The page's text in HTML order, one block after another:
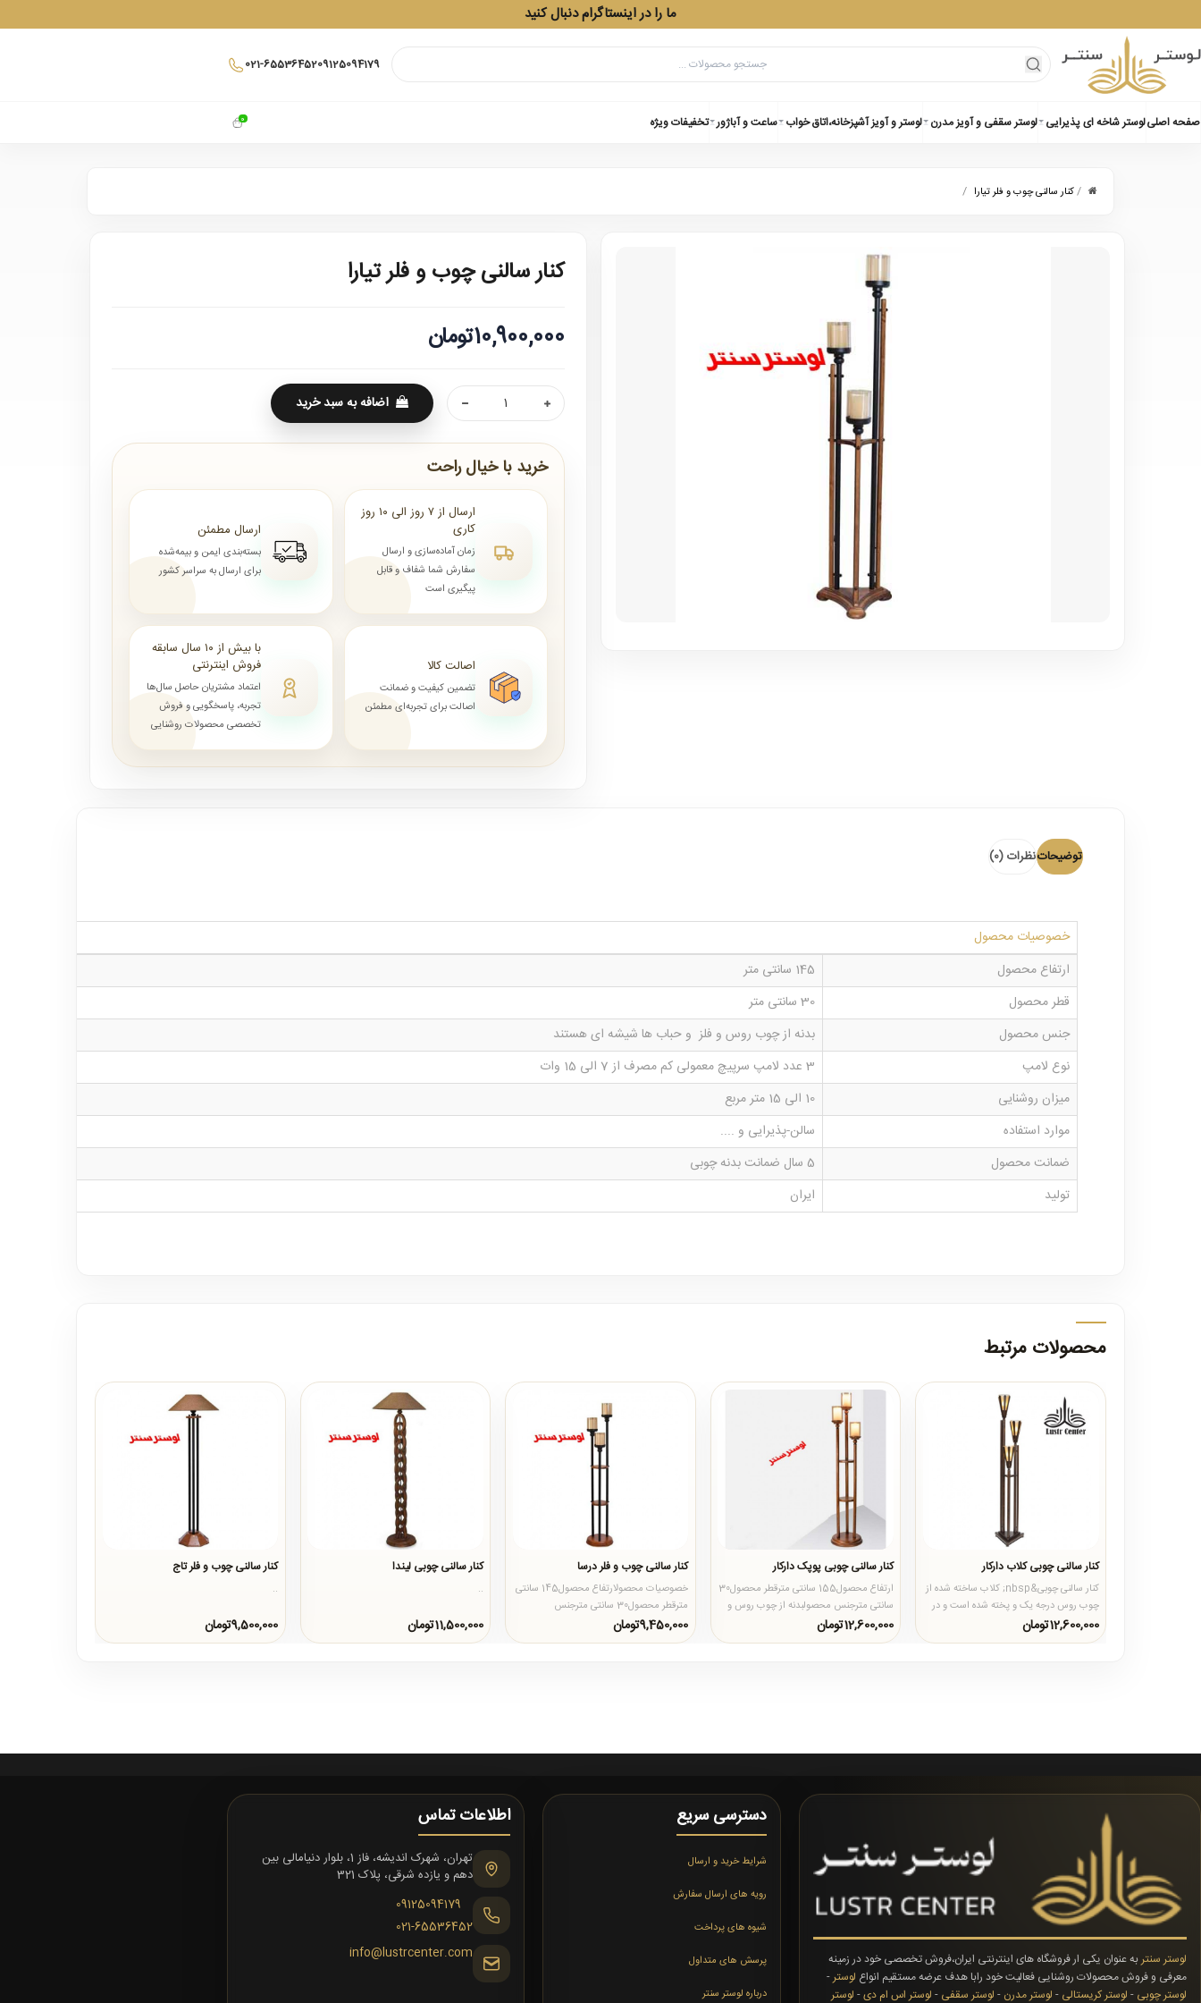
ما را در اینستاگرام دنبال کنید
021-6553645209125094179
0 صفحه اصلیلوستر شاخه ای پذیرایی لوستر سقفی و آویز مدرن لوستر و آویز آشپزخانه،اتاق خواب ساعت و آباژور تخفیفات ویژه
/کنار سالنی چوب و فلر تیارا /
کنار سالنی چوب و فلر تیارا
10,900,000تومان
اضافه به سبد خرید
خرید با خیال راحت
ارسال از ۷ روز الی ۱۰ روز
کاری
زمان آماده‌سازی و ارسال
سفارش شما شفاف و قابل
پیگیری است
ارسال مطمئن
بسته‌بندی ایمن و بیمه‌شده
برای ارسال به سراسر کشور
اصالت کالا
تضمین کیفیت و ضمانت
اصالت برای تجربه‌ای مطمئن
با بیش از ۱۰ سال سابقه
فروش اینترنتی
اعتماد مشتریان حاصل سال‌ها
تجربه، پاسخگویی و فروش
تخصصی محصولات روشنایی
توضیحاتنظرات (0)
خصوصیات محصول
ارتفاع محصول
145 سانتی متر
قطر محصول
30 سانتی متر
جنس محصول
بدنه از چوب روس و فلز و حباب ها شیشه ای هستند
نوع لامپ
3 عدد لامپ سرپیچ معمولی کم مصرف از 7 الی 15 وات
میزان روشنایی
10 الی 15 متر مربع
موارد استفاده
سالن-پذیرایی و ....
ضمانت محصول
5 سال ضمانت بدنه چوبی
تولید
ایران
محصولات مرتبط
کنار سالنی چوبی کلاب دارکار
کنار سالنی چوبی&nbsp; کلاب ساخته شده از
چوب روس درجه یک و پخته شده است و در
همه نوع شرایط آب و هوایی..
12,600,000تومان
کنار سالنی چوبی پوپک دارکار
ارتفاع محصول155 سانتی مترقطر محصول30
سانتی مترجنس محصولبدنه از چوب روس و
حباب ها شیشه ای هستندنوع لا..
12,600,000تومان
کنار سالنی چوب و فلر درسا
خصوصیات محصولارتفاع محصول145 سانتی
مترقطر محصول30 سانتی مترجنس
حب..
9,450,000تومان
کنار سالنی چوبی لیندا
..
11,500,000تومان
کنار سالنی چوب و فلر تاج
..
9,500,000تومان
لوستر سنتربه عنوان یکی ار فروشگاه های اینترنتی ایران،فروش تخصصی خود در زمینه
معرفی و فروش محصولات روشنایی فعالیت خود رابا هدف عرضه مستقیم انواع لوستر-
لوستر چوبی - لوستر کریستالی - لوستر مدرن - لوستر سقفی - لوستر اس ام دی- لوستر
دسترسی سریع
شرایط خرید و ارسال
رویه های ارسال سفارش
شیوه های پرداخت
پرسش های متداول
درباره لوستر سنتر
اطلاعات تماس
تهران، شهرک اندیشه، فاز 1، بلوار دنیامالی بین
دهم و یازده شرقی، پلاک 321
09125094179
021-65536452
info@lustrcenter.com